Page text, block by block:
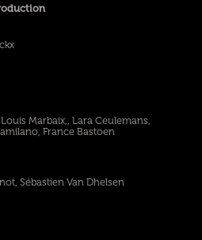
Marbaix,, Lara Ceulemans,
France Bastoen
Sébastien Van Dhelsen